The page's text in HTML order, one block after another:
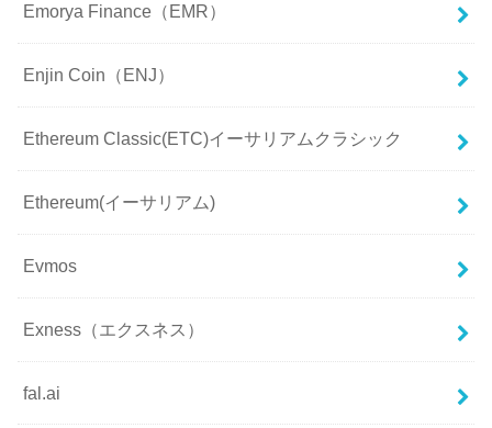
Emorya Finance（EMR）
Enjin Coin（ENJ）
Ethereum Classic(ETC)イーサリアムクラシック
Ethereum(イーサリアム)
Evmos
Exness（エクスネス）
fal.ai